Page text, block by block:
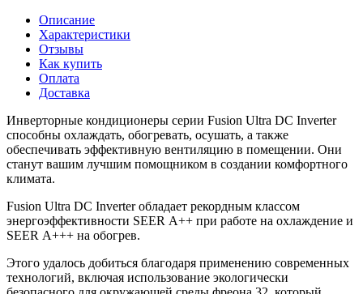
Описание
Характеристики
Отзывы
Как купить
Оплата
Доставка
Инверторные кондиционеры серии Fusion Ultra DC Inverter
способны охлаждать, обогревать, осушать, а также
обеспечивать эффективную вентиляцию в помещении. Они
станут вашим лучшим помощником в создании комфортного
климата.
Fusion Ultra DC Inverter обладает рекордным классом
энергоэффективности SEER А++ при работе на охлаждение и
SEER А+++ на обогрев.
Этого удалось добиться благодаря применению современных
технологий, включая использование экологически